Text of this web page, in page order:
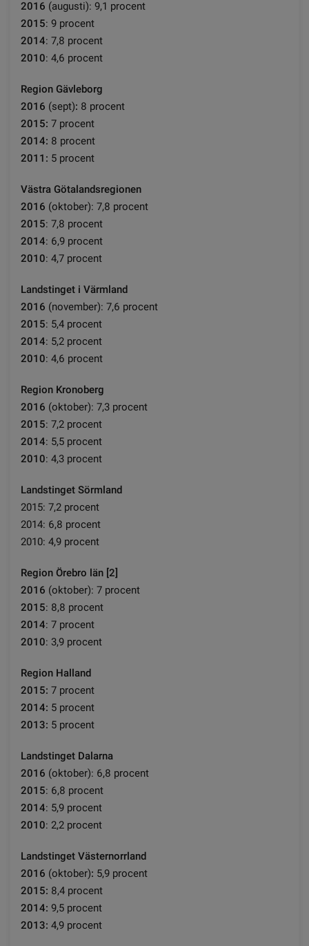
2016 (augusti): 9,1 procent
2015: 9 procent
2014: 7,8 procent
2010: 4,6 procent
Region Gävleborg
2016 (sept): 8 procent
2015: 7 procent
2014: 8 procent
2011: 5 procent
Västra Götalandsregionen
2016 (oktober): 7,8 procent
2015: 7,8 procent
2014: 6,9 procent
2010: 4,7 procent
Landstinget i Värmland
2016 (november): 7,6 procent
2015: 5,4 procent
2014: 5,2 procent
2010: 4,6 procent
Region Kronoberg
2016 (oktober): 7,3 procent
2015: 7,2 procent
2014: 5,5 procent
2010: 4,3 procent
Landstinget Sörmland
2015: 7,2 procent
2014: 6,8 procent
2010: 4,9 procent
Region Örebro län [2]
2016 (oktober): 7 procent
2015: 8,8 procent
2014: 7 procent
2010: 3,9 procent
Region Halland
2015: 7 procent
2014: 5 procent
2013: 5 procent
Landstinget Dalarna
2016 (oktober): 6,8 procent
2015: 6,8 procent
2014: 5,9 procent
2010: 2,2 procent
Landstinget Västernorrland
2016 (oktober): 5,9 procent
2015: 8,4 procent
2014: 9,5 procent
2013: 4,9 procent